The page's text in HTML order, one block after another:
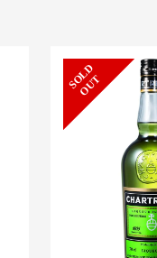
S
O
L
D
O
U
T